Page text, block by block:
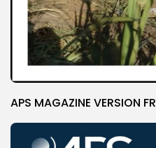
APS MAGAZINE VERSION FR